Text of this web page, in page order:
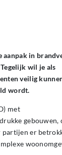
aanpak in
wil je als
veilig
wordt.
met
gebouwen,
partijen er